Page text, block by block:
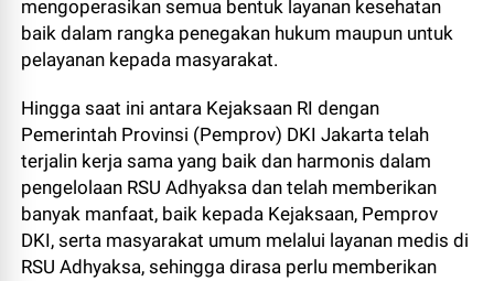
mengoperasikan semua bentuk layanan kesehatan
baik dalam rangka penegakan hukum maupun untuk
pelayanan kepada masyarakat.
Hingga saat ini antara Kejaksaan RI dengan
Pemerintah Provinsi (Pemprov) DKI Jakarta telah
terjalin kerja sama yang baik dan harmonis dalam
pengelolaan RSU Adhyaksa dan telah memberikan
banyak manfaat, baik kepada Kejaksaan, Pemprov
DKI, serta masyarakat umum melalui layanan medis di
RSU Adhyaksa, sehingga dirasa perlu memberikan